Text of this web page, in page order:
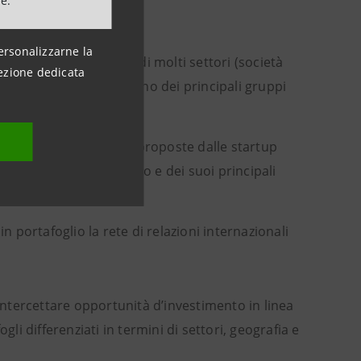
la
dedicata
e internazionali di molti settori (società
avere come partner uno dei principali gruppi
delle soluzioni proposte dalle startup
e IT del Gruppo e dei suoi principali
portafoglio la rete di relazioni internazionali
opportunità d’investimento in linea
differenziati in termini di settori, geografia e